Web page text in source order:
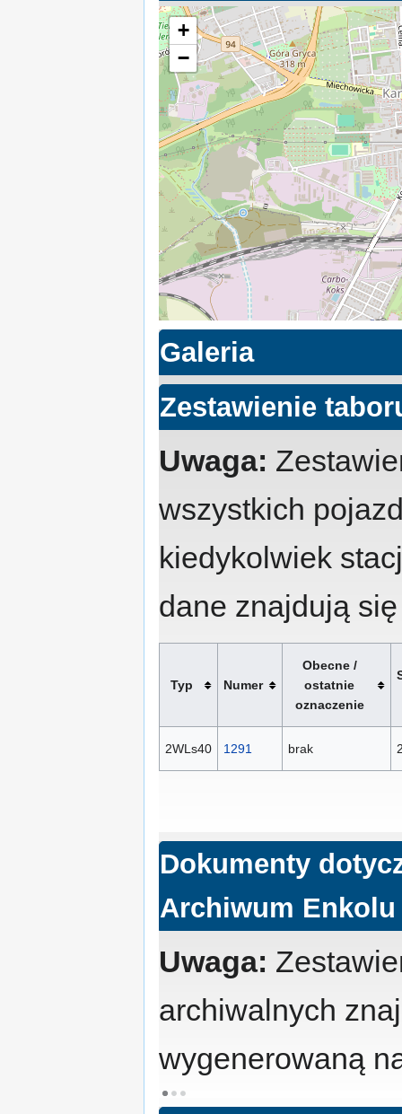
+
−
Galeria
Zestawienie
Uwaga:
wszystkich
kiedykolwiek
dane znajdują
Typ Numer
Obecne /
ostatnie
oznaczenie
2WLs40 1291 brak
Dokumenty
Archiwum Enkolu
Uwaga:
archiwalnych
wygenerowaną